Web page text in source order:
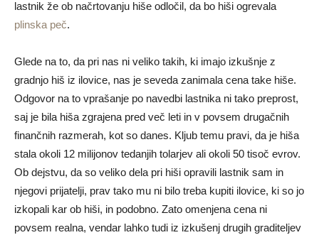
lastnik že ob načrtovanju hiše odločil, da bo hiši ogrevala
plinska peč.
Glede na to, da pri nas ni veliko takih, ki imajo izkušnje z
gradnjo hiš iz ilovice, nas je seveda zanimala cena take hiše.
Odgovor na to vprašanje po navedbi lastnika ni tako preprost,
saj je bila hiša zgrajena pred več leti in v povsem drugačnih
finančnih razmerah, kot so danes. Kljub temu pravi, da je hiša
stala okoli 12 milijonov tedanjih tolarjev ali okoli 50 tisoč evrov.
Ob dejstvu, da so veliko dela pri hiši opravili lastnik sam in
njegovi prijatelji, prav tako mu ni bilo treba kupiti ilovice, ki so jo
izkopali kar ob hiši, in podobno. Zato omenjena cena ni
povsem realna, vendar lahko tudi iz izkušenj drugih graditeljev